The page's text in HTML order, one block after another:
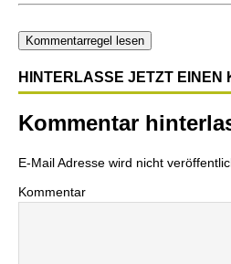
Kommentarregel lesen
HINTERLASSE JETZT EINEN
Kommentar
E-Mail Adresse wird nicht
Kommentar